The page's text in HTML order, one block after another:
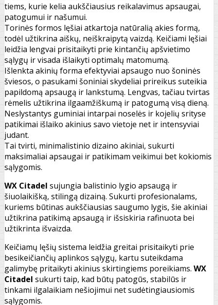
tiems, kurie kelia aukščiausius reikalavimus apsaugai,
patogumui ir našumui.
Torinės formos lęšiai atkartoja natūralią akies formą,
todėl užtikrina aiškų, neiškraipytą vaizdą. Keičiami lęšiai
leidžia lengvai prisitaikyti prie kintančių apšvietimo
sąlygų ir visada išlaikyti optimalų matomumą.
Išlenkta akinių forma efektyviai apsaugo nuo šoninės
šviesos, o pasukami šoniniai skydeliai prireikus suteikia
papildomą apsaugą ir lankstumą. Lengvas, tačiau tvirtas
rėmelis užtikrina ilgaamžiškumą ir patogumą visą dieną.
Neslystantys guminiai intarpai noselės ir kojelių srityse
patikimai išlaiko akinius savo vietoje net ir intensyviai
judant.
Tai tvirti, minimalistinio dizaino akiniai, sukurti
maksimaliai apsaugai ir patikimam veikimui bet kokiomis
sąlygomis.
WX Citadel sujungia balistinio lygio apsaugą ir
šiuolaikišką, stilingą dizainą. Sukurti profesionalams,
kuriems būtinas aukščiausias saugumo lygis, šie akiniai
užtikrina patikimą apsaugą ir išsiskiria rafinuota bei
užtikrinta išvaizda.
Keičiamų lęšių sistema leidžia greitai prisitaikyti prie
besikeičiančių aplinkos sąlygų, kartu suteikdama
galimybę pritaikyti akinius skirtingiems poreikiams. WX
Citadel sukurti taip, kad būtų patogūs, stabilūs ir
tinkami ilgalaikiam nešiojimui net sudėtingiausiomis
sąlygomis.